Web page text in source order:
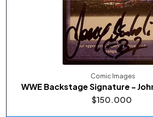
Comic Images
WWE Backstage Signature -
$150.000